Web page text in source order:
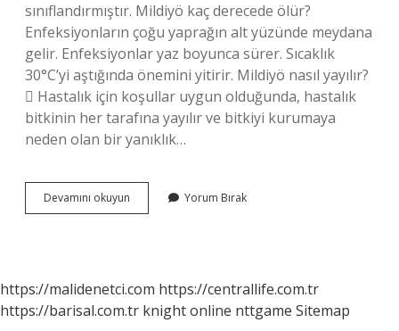
sınıflandırmıştır. Mildiyö kaç derecede ölür?
Enfeksiyonların çoğu yaprağın alt yüzünde meydana
gelir. Enfeksiyonlar yaz boyunca sürer. Sıcaklık
30°C’yi aştığında önemini yitirir. Mildiyö nasıl yayılır?
 Hastalık için koşullar uygun olduğunda, hastalık
bitkinin her tarafına yayılır ve bitkiyi kurumaya
neden olan bir yanıklık…
Devamını okuyun Ayçiçeği
Mildiyösü
Yorum Bırak
https://malidenetci.com https://centrallife.com.tr
https://barisal.com.tr knight online nttgame Sitemap